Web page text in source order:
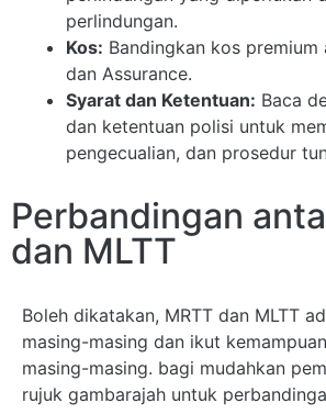
perlindungan.
Kos: Bandingkan kos premium
dan Assurance.
Syarat dan Ketentuan: Baca
dan ketentuan polisi untuk
pengecualian, dan prosedur
Perbandingan
dan MLTT
Boleh dikatakan, MRTT dan MLTT
masing-masing dan ikut
masing-masing. bagi mudahkan
rujuk gambarajah untuk